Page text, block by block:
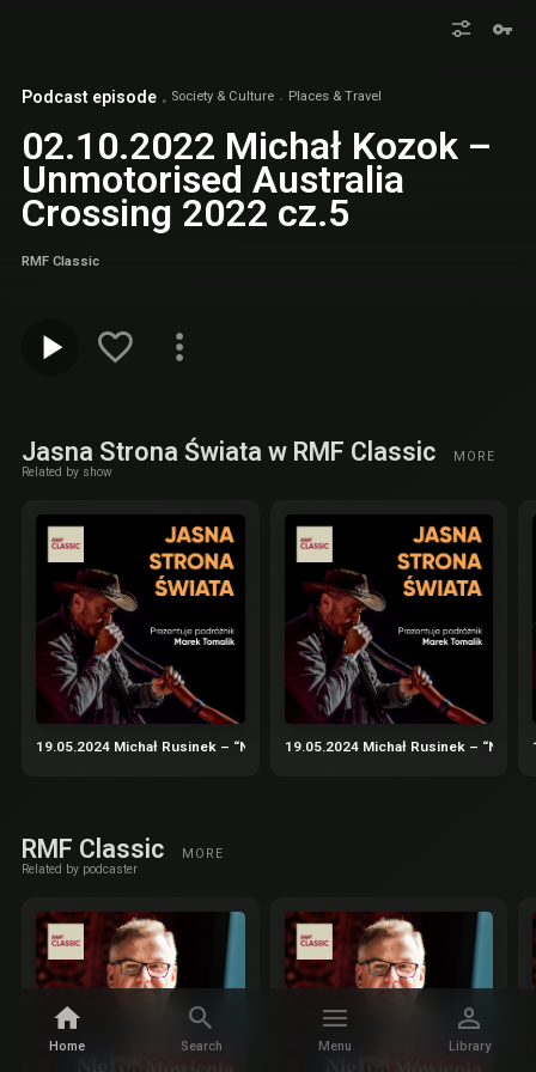
Home Search Menu Library
Podcast episode Society & Culture Places & Travel
02.10.2022 Michał Kozok –
Unmotorised Australia
Crossing 2022 cz.5
RMF Classic
Jasna Strona Świata w RMF Classic MORE
Related by show
19.05.2024 Michał Rusinek – “Nadbagaż” – podróże nie tylko literackie
19.05.2024 Michał Rusinek –
RMF Classic MORE
Related by podcaster